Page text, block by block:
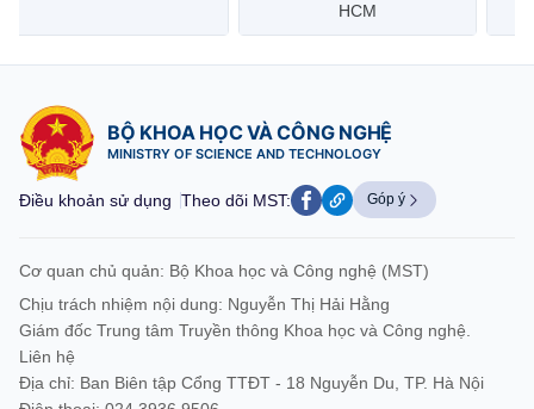
Vietnam Post
BỘ KHOA HỌC VÀ CÔNG NGHỆ
MINISTRY OF SCIENCE AND TECHNOLOGY
Điều khoản sử dụng Theo dõi MST: Góp ý
Cơ quan chủ quản: Bộ Khoa học và Công nghệ (MST)
Chịu trách nhiệm nội dung: Nguyễn Thị Hải Hằng
Giám đốc Trung tâm Truyền thông Khoa học và Công nghệ.
Liên hệ
Địa chỉ: Ban Biên tập Cổng TTĐT - 18 Nguyễn Du, TP. Hà Nội